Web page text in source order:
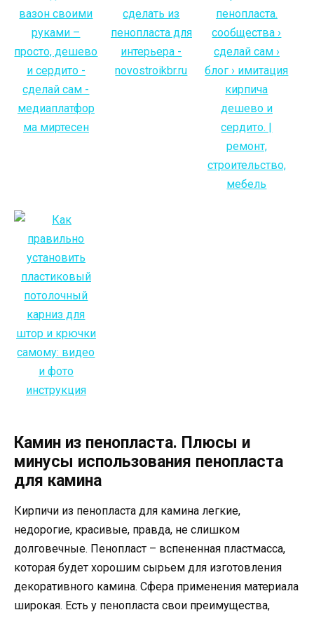
Камин из пенопласта. Плюсы и
минусы использования пенопласта
для камина
Кирпичи из пенопласта для камина легкие,
недорогие, красивые, правда, не слишком
долговечные. Пенопласт – вспененная пластмасса,
которая будет хорошим сырьем для изготовления
декоративного камина. Сфера применения материала
широкая. Есть у пенопласта свои преимущества,